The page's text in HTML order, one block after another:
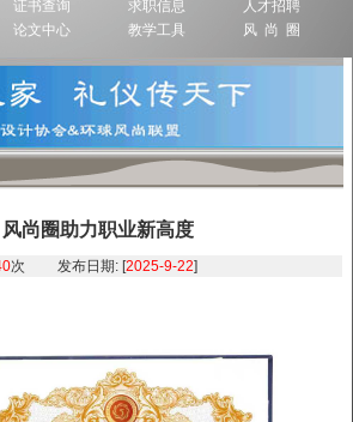
证书查询 求职信息
人才招聘
论文中心 教学工具 风 尚 圈
尚圈助力职业新高度
次 发布日期: [2025-9-22]